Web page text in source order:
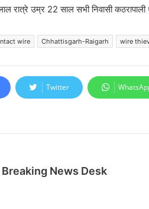
रात्रे उम्र 22 साल सभी निवासी कठरापाली
wire Chhattisgarh-Raigarh wire
Twitter
Breaking News Desk